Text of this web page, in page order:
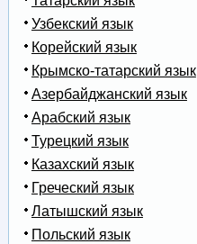
Узбекский язык
Корейский язык
Крымско-татарский язык
Азербайджанский язык
Арабский язык
Турецкий язык
Казахский язык
Греческий язык
Латышский язык
Польский язык